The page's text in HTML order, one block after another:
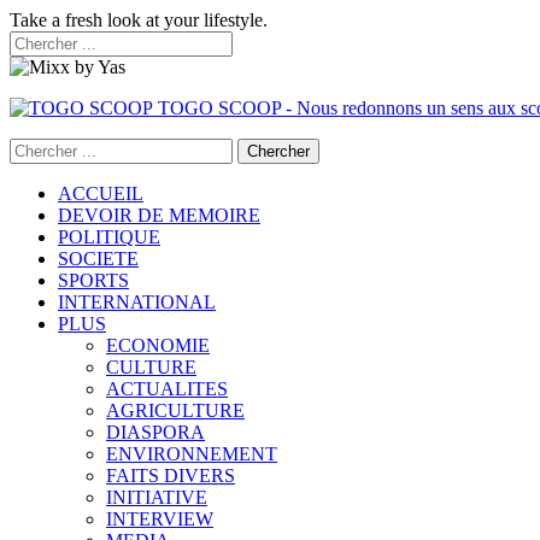
Take a fresh look at your lifestyle.
TOGO SCOOP - Nous redonnons un sens aux
ACCUEIL
DEVOIR DE MEMOIRE
POLITIQUE
SOCIETE
SPORTS
INTERNATIONAL
PLUS
ECONOMIE
CULTURE
ACTUALITES
AGRICULTURE
DIASPORA
ENVIRONNEMENT
FAITS DIVERS
INITIATIVE
INTERVIEW